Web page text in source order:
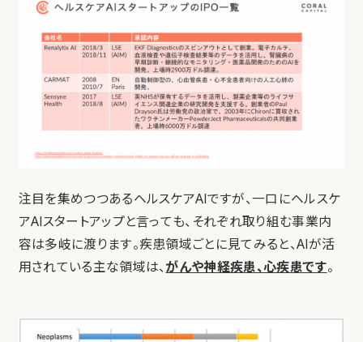
注目を集めつつあるヘルスケアAIですが、一口にヘルスケ
アAIスタートアップと言っても、それぞれ取り組む事業内
容は多岐に渡ります。疾患領域ごとに見てみると、AIが活
用されている主な領域は、 がんや神経疾患、心疾患です。